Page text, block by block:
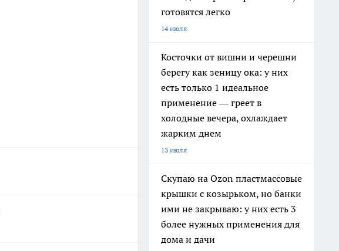
готовятся легко
14 июля
Косточки от вишни и черешни
берегу как зеницу ока: у них
есть только 1 идеальное
применение — греет в
холодные вечера, охлаждает
жарким днем
13 июля
Скупаю на Ozon пластмассовые
крышки с козырьком, но банки
ими не закрываю: у них есть 3
более нужных применения для
дома и дачи